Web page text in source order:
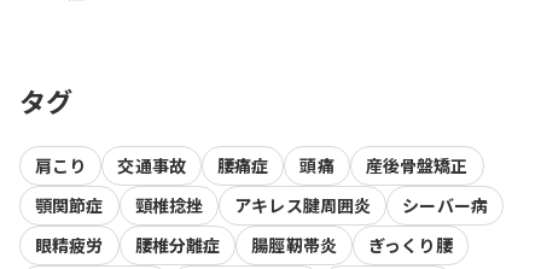
タグ
肩こり 交通事故 腰痛症 頭痛
産後骨盤矯正
顎関節症
頸椎捻挫 アキレス腱周囲炎
シーバー病
眼精疲労
腰椎分離症 腸脛靭帯炎
ぎっくり腰